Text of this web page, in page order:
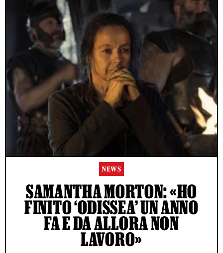
NEWS
SAMANTHA MORTON: «HO
FINITO ‘ODISSEA’ UN ANNO
FA E DA ALLORA NON
LAVORO»